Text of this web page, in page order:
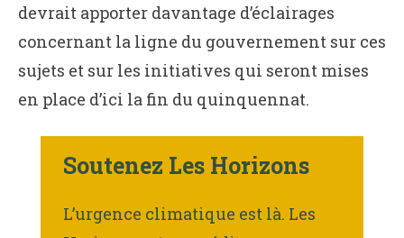
devrait apporter davantage d’éclairages
concernant la ligne du gouvernement sur ces
sujets et sur les initiatives qui seront mises
en place d’ici la fin du quinquennat.
Soutenez Les Horizons
L’urgence climatique est là. Les